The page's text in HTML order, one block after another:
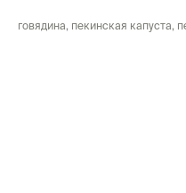
говядина, пекинская капуста,